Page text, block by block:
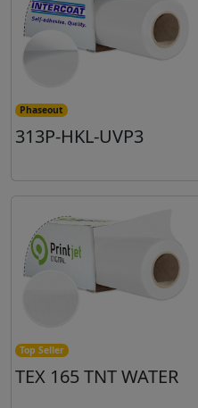
Phaseout
313P-HKL-UVP3
Top Seller
TEX 165 TNT WATER